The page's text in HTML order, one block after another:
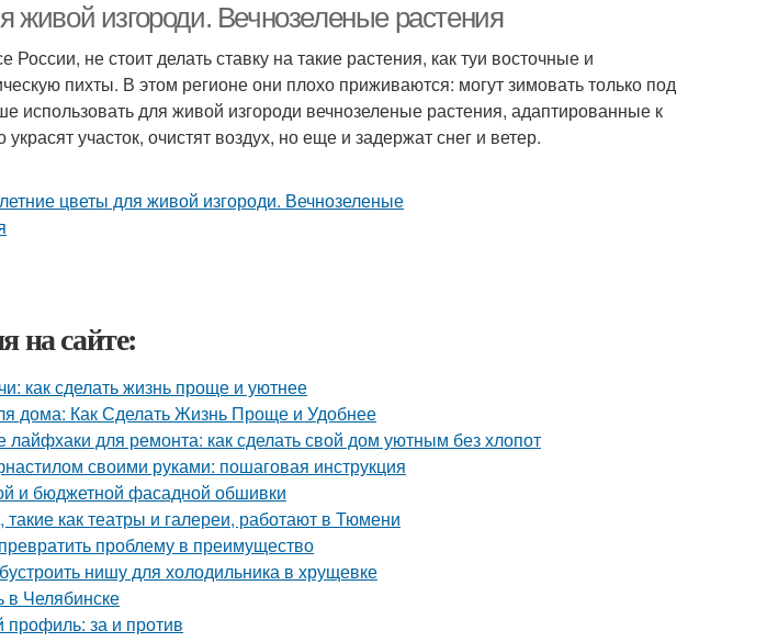
живой изгороди. Вечнозеленые растения
не стоит делать ставку на такие растения, как туи восточные и
пихты. В этом регионе они плохо приживаются: могут зимовать только под
использовать для живой изгороди вечнозеленые растения, адаптированные к
участок, очистят воздух, но еще и задержат снег и ветер.
на сайте:
как сделать жизнь проще и уютнее
дома: Как Сделать Жизнь Проще и Удобнее
для ремонта: как сделать свой дом уютным без хлопот
своими руками: пошаговая инструкция
и бюджетной фасадной обшивки
как театры и галереи, работают в Тюмени
проблему в преимущество
нишу для холодильника в хрущевке
в Челябинске
за и против